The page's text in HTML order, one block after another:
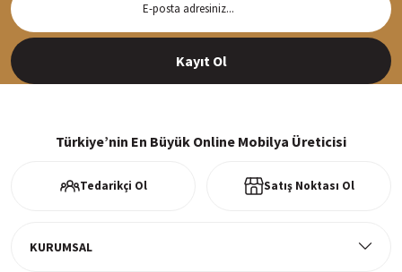
Siparişleriniz en kısa sürede hazırlanarak kargoya verilir
Kayıt Ol
Türkiye’nin En Büyük Online Mobilya Üreticisi
Tedarikçi Ol Satış Noktası Ol
KURUMSAL